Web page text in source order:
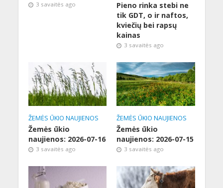
3 savaitės ago
Pieno rinka stebi ne
tik GDT, o ir naftos,
kviečių bei rapsų
kainas
3 savaitės ago
ŽEMĖS ŪKIO NAUJIENOS
Žemės ūkio
naujienos: 2026-07-16
3 savaitės ago
ŽEMĖS ŪKIO NAUJIENOS
Žemės ūkio
naujienos: 2026-07-15
3 savaitės ago